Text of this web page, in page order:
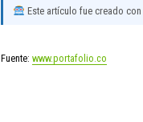
Este artículo fue creado
Fuente: www.portafolio.co